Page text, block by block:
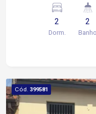
varandada, c/
geladeira). 1
Venda de porteira
2
Dorm.
2
Banho
Cód. 399581